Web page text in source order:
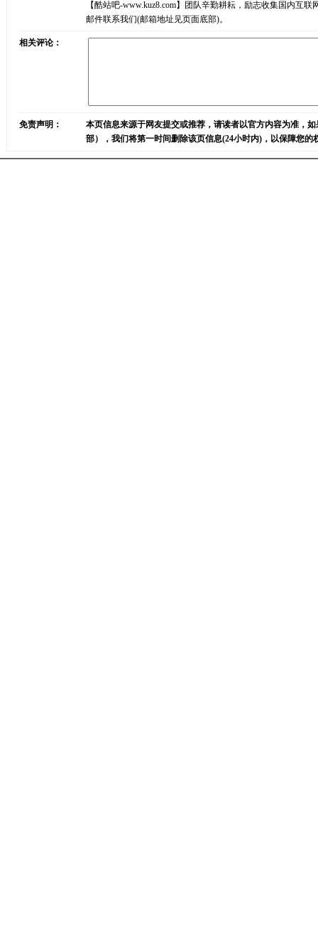
【酷站吧-www.kuz8.com】团队辛勤耕耘，励志收集国内互
邮件联系我们(邮箱地址见页面底部)。
相关评论：
免责声明：
本页信息来源于网友提交或推荐，请读者以官方内容为准，
部），我们将第一时间删除该页信息(24小时内)，以保障您的